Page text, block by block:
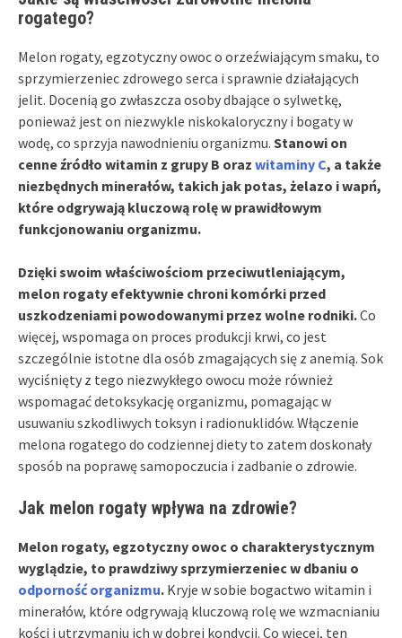
rogatego?
Melon rogaty, egzotyczny owoc o orzeźwiającym smaku, to
sprzymierzeniec zdrowego serca i sprawnie działających
jelit. Docenią go zwłaszcza osoby dbające o sylwetkę,
ponieważ jest on niezwykle niskokaloryczny i bogaty w
wodę, co sprzyja nawodnieniu organizmu. Stanowi on
cenne źródło witamin z grupy B oraz witaminy C, a także
niezbędnych minerałów, takich jak potas, żelazo i wapń,
które odgrywają kluczową rolę w prawidłowym
funkcjonowaniu organizmu.
Dzięki swoim właściwościom przeciwutleniającym,
melon rogaty efektywnie chroni komórki przed
uszkodzeniami powodowanymi przez wolne rodniki.Co
więcej, wspomaga on proces produkcji krwi, co jest
szczególnie istotne dla osób zmagających się z anemią. Sok
wyciśnięty z tego niezwykłego owocu może również
wspomagać detoksykację organizmu, pomagając w
usuwaniu szkodliwych toksyn i radionuklidów. Włączenie
melona rogatego do codziennej diety to zatem doskonały
sposób na poprawę samopoczucia i zadbanie o zdrowie.
Jak melon rogaty wpływa na zdrowie?
Melon rogaty, egzotyczny owoc o charakterystycznym
wyglądzie, to prawdziwy sprzymierzeniec w dbaniu o
odporność organizmu. Kryje w sobie bogactwo witamin i
minerałów, które odgrywają kluczową rolę we wzmacnianiu
kości i utrzymaniu ich w dobrej kondycji. Co więcej, ten